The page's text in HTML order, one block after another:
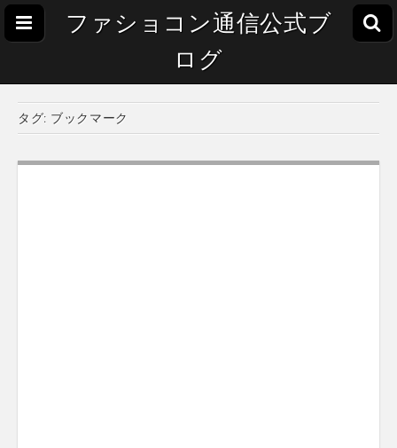
ファショコン通信公式ブ
ログ
タグ: ブックマーク